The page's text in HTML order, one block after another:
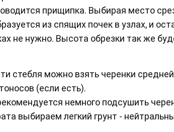
прищипка. Выбирая место
из спящих почек в узлах, и
не нужно. Высота обрезки так же
стебля можно взять черенки
(если есть).
немного подсушить
выбираем легкий грунт -